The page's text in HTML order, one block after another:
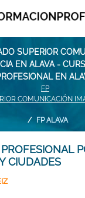
SUPERIOR
EN ALAVA -
EN
FP
COMUNICACIÓN
FP ALAVA
CIUDADES